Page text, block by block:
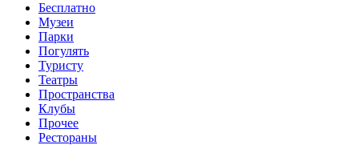
Бесплатно
Музеи
Парки
Погулять
Туристу
Театры
Пространства
Клубы
Прочее
Рестораны